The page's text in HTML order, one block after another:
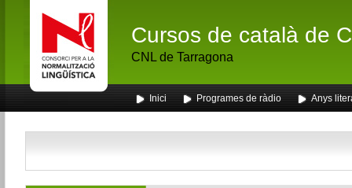
Cursos de català de
CNL de Tarragona
Inici Programes de ràdio Anys